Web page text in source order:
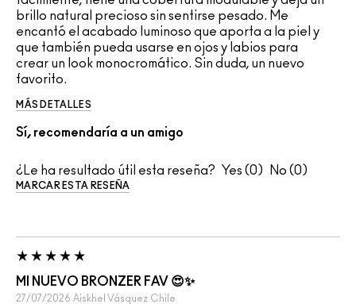
brillo natural precioso sin sentirse pesado. Me
encantó el acabado luminoso que aporta a la piel y
que también pueda usarse en ojos y labios para
crear un look monocromático. Sin duda, un nuevo
favorito.
MÁS DETALLES
Sí, recomendaría a un amigo
¿Le ha resultado útil esta reseña? 0 0
MARCAR ESTA RESEÑA
MI NUEVO BRONZER FAV 😍✨️
27/07/2026 Aiskhel Vásquez Chile